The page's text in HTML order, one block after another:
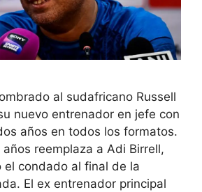
al sudafricano Russell
nuevo entrenador en jefe con
años en todos los formatos.
años reemplaza a Adi Birrell,
el condado al final de la
El ex entrenador principal